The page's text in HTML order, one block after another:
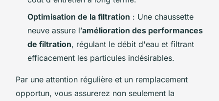
Optimisation de la filtration : Une chaussette
neuve assure l’amélioration des performances
de filtration, régulant le débit d'eau et filtrant
efficacement les particules indésirables.
Par une attention régulière et un remplacement
opportun, vous assurerez non seulement la